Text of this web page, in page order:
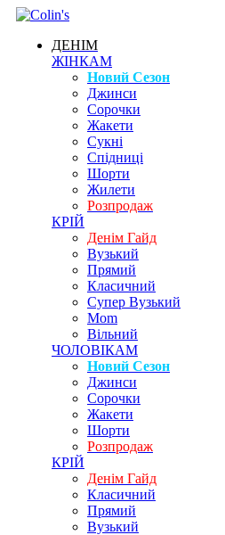
ДЕНІМ
ЖІНКАМ
Новий Сезон
Джинси
Сорочки
Жакети
Сукні
Спідниці
Шорти
Жилети
Розпродаж
КРІЙ
Денім Гайд
Вузький
Прямий
Класичний
Супер Вузький
Mom
Вільний
ЧОЛОВІКАМ
Новий Сезон
Джинси
Сорочки
Жакети
Шорти
Розпродаж
КРІЙ
Денім Гайд
Класичний
Прямий
Вузький